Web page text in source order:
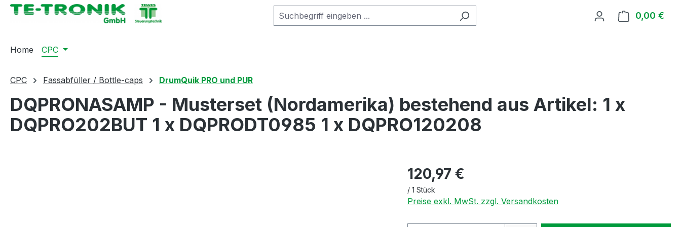
Zur Hauptnavigation springen 0,00 €
Home CPC
CPC Fassabfüller / Bottle-caps DrumQuik PRO und PUR
DQPRONASAMP - Musterset (Nordamerika) bestehend aus Artikel: 1 x
DQPRO202BUT 1 x DQPRODT0985 1 x DQPRO120208
120,97 €
/ 1 Stück
Preise exkl. MwSt. zzgl. Versandkosten